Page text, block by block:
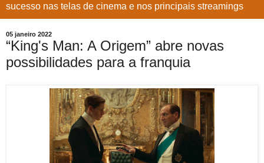
sucesso nas telas de cinema e nos principais streamings
05 janeiro 2022
“King's Man: A Origem” abre novas
possibilidades para a franquia